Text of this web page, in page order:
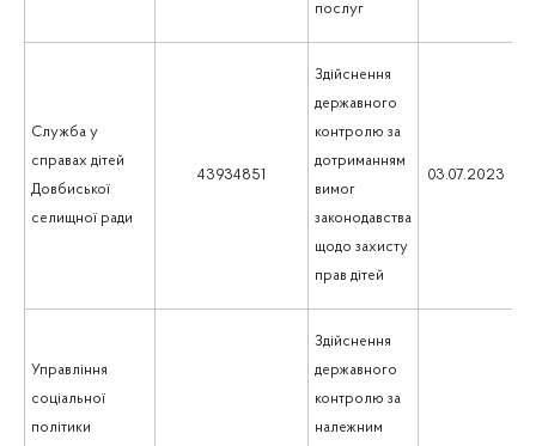
послуг
Служба у
справах дітей
Довбиської
селищної ради
43934851
Здійснення
державного
контролю за
дотриманням
вимог
законодавства
щодо захисту
прав дітей
03.07.2023
Управління
соціальної
політики
Здійснення
державного
контролю за
належним